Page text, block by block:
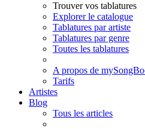
Trouver vos tablatures
Explorer le catalogue
Tablatures par artiste
Tablatures par genre
Toutes les tablatures
A propos de
Tarifs
Artistes
Blog
Tous les articles